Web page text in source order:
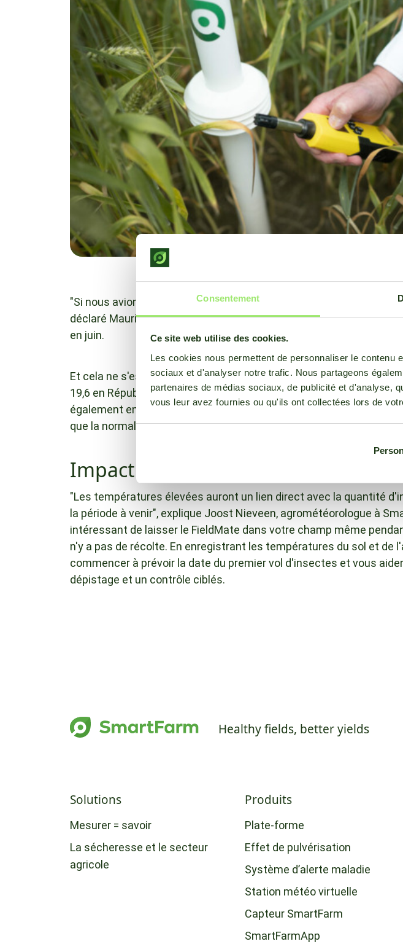
Consentement
Ce site web utilise des cookies.
Les cookies nous permettent de personnaliser le
sociaux et d'analyser notre trafic. Nous partageons
partenaires de médias sociaux, de publicité et d'analyse,
vous leur avez fournies ou qu'ils ont collectées lors de
"Si nous avions été en été, nous aurions eu des températures
déclaré Maurice Middendorp de Buienradar. "Ces températures
en juin.
Et cela ne s'est pas produit qu'aux Pays-Bas. Il a même atteint 19
19,6 en République tchèque. Le Danemark, le Belarus, la Lituanie et
également enregistré des records de température. En Allemagne, il
que la normale.
Impact potentiel sur l'agriculture
"Les températures élevées auront un lien direct avec la quantité
la période à venir", explique Joost Nieveen, agrométéorologue à
intéressant de laisser le FieldMate dans votre champ même
n'y a pas de récolte. En enregistrant les températures du sol et de
commencer à prévoir la date du premier vol d'insectes et vous
dépistage et un contrôle ciblés.
Healthy fields, better yields
Solutions
Mesurer = savoir
La sécheresse et le secteur
agricole
Produits
Plate-forme
Effet de pulvérisation
Système d’alerte maladie
Station météo virtuelle
Capteur SmartFarm
SmartFarmApp